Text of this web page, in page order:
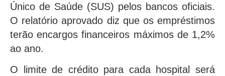
Único de Saúde (SUS) pelos bancos oficiais.
O relatório aprovado diz que os empréstimos
terão encargos financeiros máximos de 1,2%
ao ano.
O limite de crédito para cada hospital será